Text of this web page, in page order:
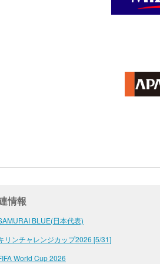
情報
BLUE(日本代表)
リンチャレンジカップ2026 [5/31]
World Cup 2026